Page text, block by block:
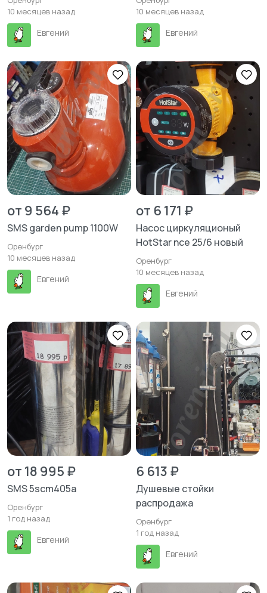
10 месяцев назад
Евгений
10 месяцев назад
Евгений
от 9 564 ₽
SMS garden pump 1100W
Оренбург
10 месяцев назад
Евгений
от 6 171 ₽
Насос циркуляционый
HotStar nce 25/6 новый
Оренбург
10 месяцев назад
Евгений
от 18 995 ₽
SMS 5scm405a
Оренбург
1 год назад
Евгений
6 613 ₽
Душевые стойки
распродажа
Оренбург
1 год назад
Евгений